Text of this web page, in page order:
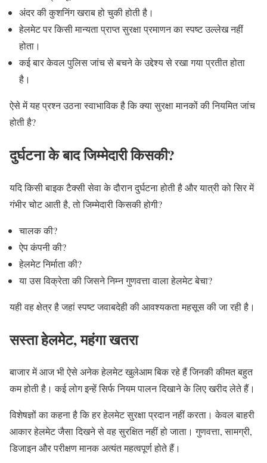
अंदर की कुशनिंग खराब हो चुकी होती है।
हेलमेट पर किसी मान्यता प्राप्त सुरक्षा प्रमाणन का स्पष्ट उल्लेख नहीं
होता।
कई बार केवल पुलिस जांच से बचने के उद्देश्य से रखा गया प्रतीत होता
है।
ऐसे में यह प्रश्न उठना स्वाभाविक है कि क्या सुरक्षा मानकों की नियमित जांच
होती है?
दुर्घटना के बाद जिम्मेदारी किसकी?
यदि किसी बाइक टैक्सी सेवा के दौरान दुर्घटना होती है और यात्री को सिर में
गंभीर चोट आती है, तो जिम्मेदारी किसकी होगी?
चालक की?
ऐप कंपनी की?
हेलमेट निर्माता की?
या उस विक्रेता की जिसने निम्न गुणवत्ता वाला हेलमेट बेचा?
यही वह क्षेत्र है जहां स्पष्ट जवाबदेही की आवश्यकता महसूस की जा रही है।
सस्ता हेलमेट, महंगा खतरा
बाजार में आज भी ऐसे अनेक हेलमेट खुलेआम बिक रहे हैं जिनकी कीमत बहुत
कम होती है। कई लोग इन्हें सिर्फ नियम पालन दिखाने के लिए खरीद लेते हैं।
विशेषज्ञों का कहना है कि हर हेलमेट सुरक्षा प्रदान नहीं करता। केवल बाहरी
आकार हेलमेट जैसा दिखने से वह सुरक्षित नहीं हो जाता। गुणवत्ता, सामग्री,
डिजाइन और परीक्षण मानक अत्यंत महत्वपूर्ण होते हैं।